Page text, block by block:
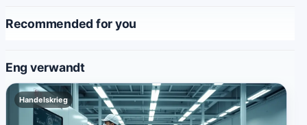
Recommended for you
Eng verwandt
Handelskrieg